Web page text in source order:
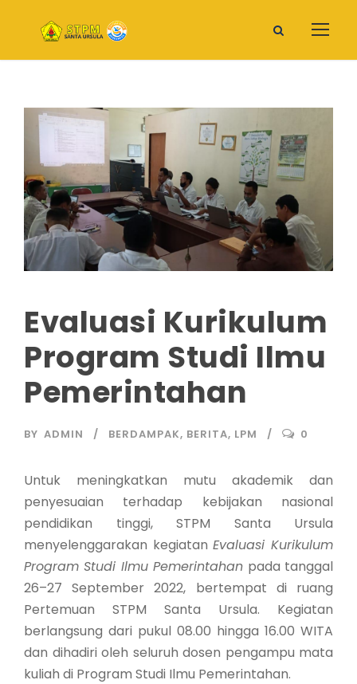
Evaluasi Kurikulum
Program Studi Ilmu
Pemerintahan
BY ADMIN BERDAMPAK, BERITA, LPM 0
Untuk meningkatkan mutu akademik dan
penyesuaian terhadap kebijakan nasional
pendidikan tinggi, STPM Santa Ursula
menyelenggarakan kegiatanEvaluasi Kurikulum
Program Studi Ilmu Pemerintahan pada tanggal
26–27 September 2022, bertempat di ruang
Pertemuan STPM Santa Ursula. Kegiatan
berlangsung dari pukul 08.00 hingga 16.00 WITA
dan dihadiri oleh seluruh dosen pengampu mata
kuliah di Program Studi Ilmu Pemerintahan.